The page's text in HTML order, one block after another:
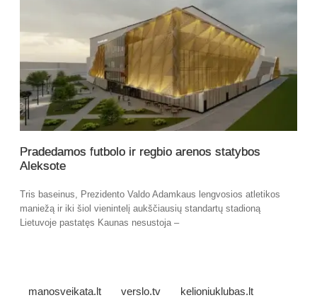
Pradedamos futbolo ir regbio arenos statybos
Aleksote
Tris baseinus, Prezidento Valdo Adamkaus lengvosios atletikos
maniežą ir iki šiol vienintelį aukščiausių standartų stadioną
Lietuvoje pastatęs Kaunas nesustoja –
manosveikata.lt verslo.tv
kelioniuklubas.lt